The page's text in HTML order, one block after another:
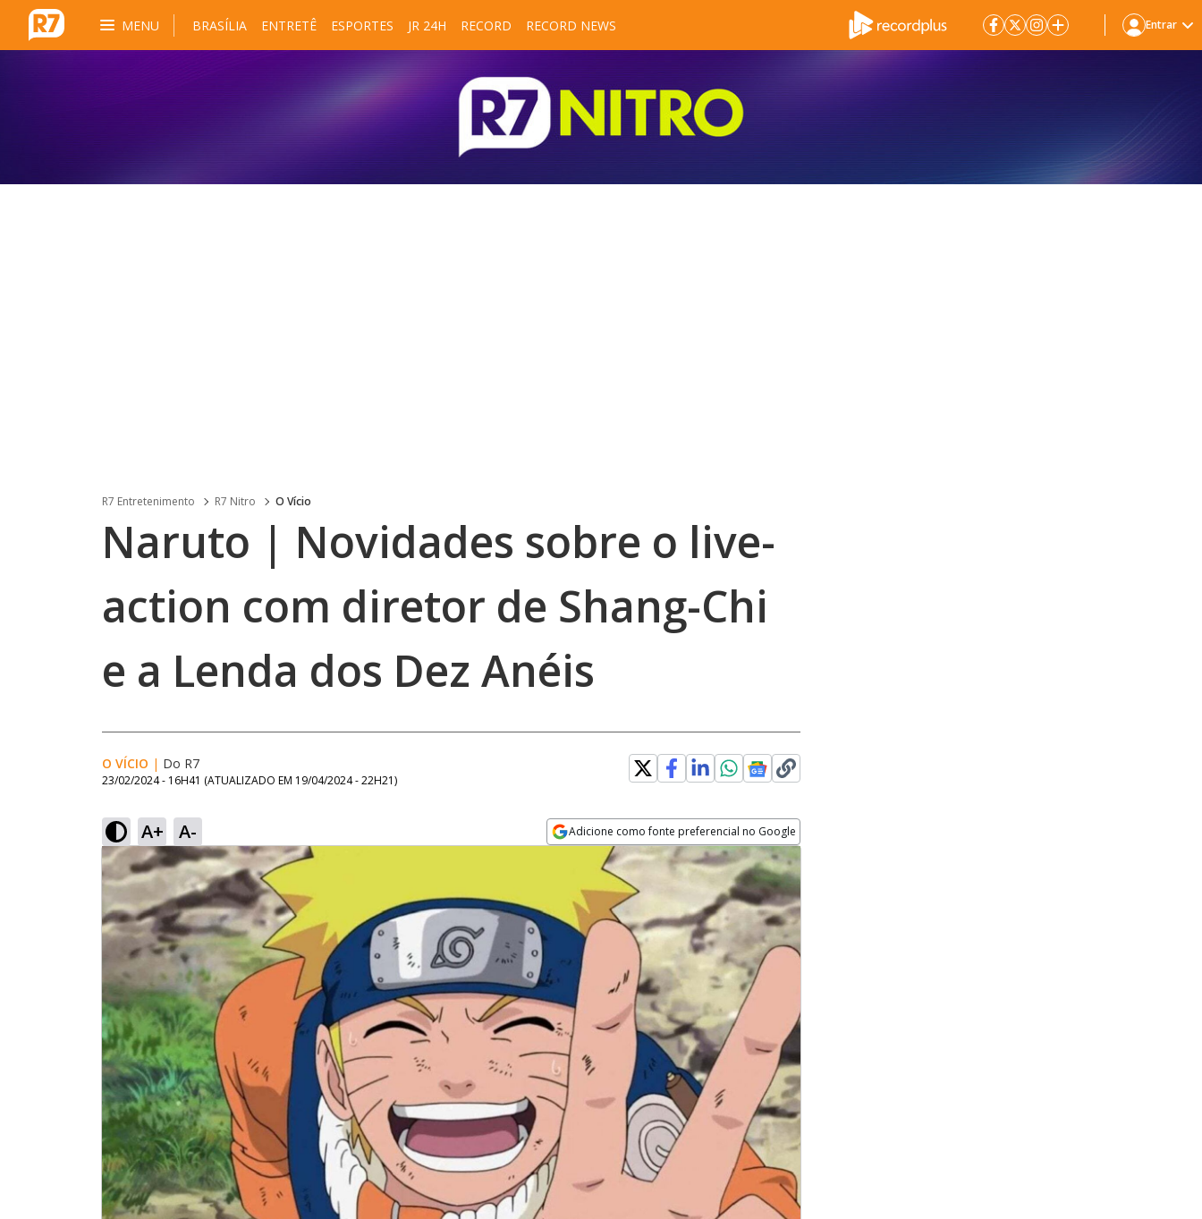
MENU BRASÍLIA ENTRETÊ ESPORTES JR 24H RECORD RECORD NEWS Entrar
R7 Entretenimento R7 Nitro O Vício
Naruto | Novidades sobre o live-
action com diretor de Shang-Chi
e a Lenda dos Dez Anéis
O VÍCIO | Do R7
23/02/2024 - 16H41 (ATUALIZADO EM 19/04/2024 - 22H21)
A+ A- Adicione como fonte preferencial no Google
Opens in new window